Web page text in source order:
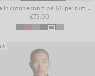
Felpa in cotone con zip a 1/4 per tutti i giorni
£75.00